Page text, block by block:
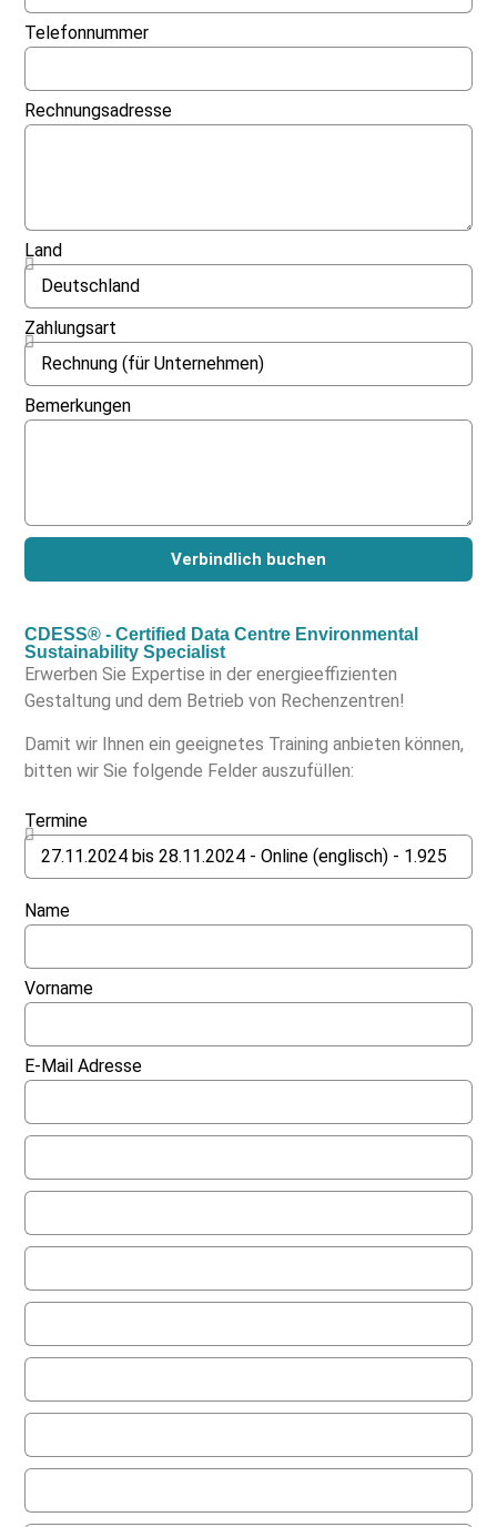
Telefonnummer
Rechnungsadresse
Land
Zahlungsart
Bemerkungen
Verbindlich buchen
CDESS® - Certified Data Centre Environmental
Sustainability Specialist
Erwerben Sie Expertise in der energieeffizienten
Gestaltung und dem Betrieb von Rechenzentren!
Damit wir Ihnen ein geeignetes Training anbieten können,
bitten wir Sie folgende Felder auszufüllen:
Termine
Name
Vorname
E-Mail Adresse